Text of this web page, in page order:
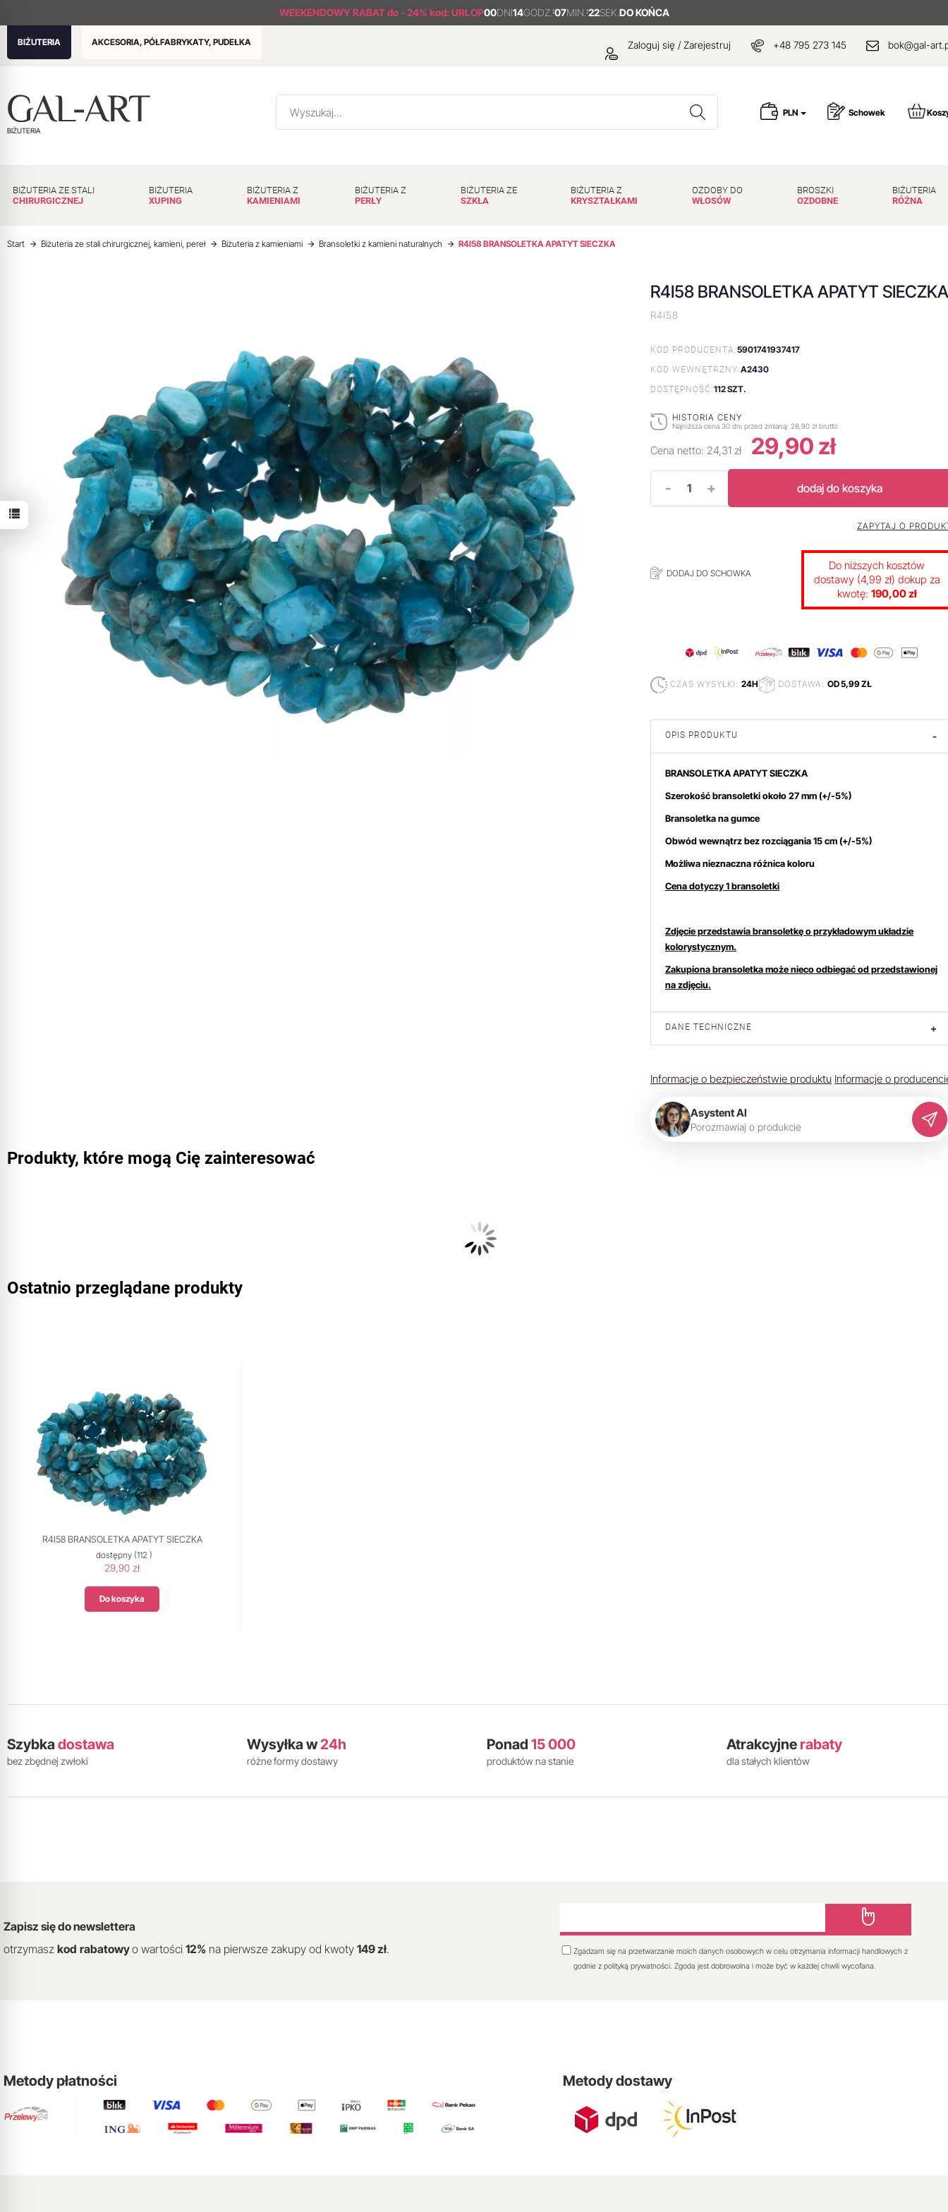
WEEKENDOWY RABATdo - 24% kod: URLOP00DNI14GODZ.:07MIN.:21SEK. DO KOŃCA
BIŻUTERIA AKCESORIA, PÓŁFABRYKATY, PUDEŁKA Zaloguj się / Zarejestruj +48 795 273 145 bok@gal-
BIŻUTERIA
Wyszukaj PLN Schowek
BIŻUTERIA ZE STALI
CHIRURGICZNEJ
BIŻUTERIA
XUPING
BIŻUTERIA Z
KAMIENIAMI
BIŻUTERIA Z
PERŁY
BIŻUTERIA ZE
SZKŁA
BIŻUTERIA Z
KRYSZTAŁKAMI
OZDOBY DO
WŁOSÓW
BROSZKI
OZDOBNE
BIŻUTERIA
RÓŻNA
Start Biżuteria ze stali chirurgicznej, kamieni, pereł Biżuteria z kamieniami Bransoletki z kamieni naturalnych R4I58 BRANSOLETKA APATYT SIECZKA
R4I58 BRANSOLETKA APATYT SIECZKA
R4I58
KOD PRODUCENTA:5901741937417
KOD WEWNĘTRZNY:A2430
DOSTĘPNOŚĆ:112 SZT.
HISTORIA CENY
Najniższa cena 30 dni przed zmianą: 28,90 zł brutto
Cena netto: 24,31 zł 29,90 zł
- + dodaj do koszyka
DODAJ DO SCHOWKA
ZAPYTAJ O
Do niższych kosztów
dostawy (4,99 zł) dokup za
kwotę: 190,00 zł
CZAS WYSYŁKI: 24H DOSTAWA: OD 5,99 ZŁ
OPIS PRODUKTU -
BRANSOLETKA APATYT SIECZKA
Szerokość bransoletki około 27 mm(+/-5%)
Bransoletka na gumce
Obwód wewnątrz bez rozciągania 15 cm (+/-5%)
Możliwa nieznaczna różnica koloru
Cena dotyczy 1 bransoletki
Zdjęcie przedstawia bransoletkę o przykładowym układzie
kolorystycznym.
Zakupiona bransoletka może nieco odbiegać od przedstawionej
na zdjęciu.
DANE TECHNICZNE +
Informacje o bezpieczeństwie produktu Informacje o
Asystent AI
Porozmawiaj o produkcie
Produkty, które mogą Cię zainteresować
Ostatnio przeglądane produkty
R4I58 BRANSOLETKA APATYT SIECZKA
dostępny(112 )
29,90 zł
Do koszyka
Szybkadostawa
bez zbędnej zwłoki
Wysyłka w24h
różne formy dostawy
Ponad 15 000
produktów na stanie
Atrakcyjne rabaty
dla stałych klientów
Zapisz się do newslettera
otrzymasz kod rabatowyo wartości 12% na pierwsze zakupy od kwoty 149 zł.
Zgadzam się na przetwarzanie moich danych osobowych w celu otrzymania informacji handlowych z
godnie z polityką prywatności. Zgoda jest dobrowolna i może być w każdej chwili wycofana.
Metody płatności Metody dostawy